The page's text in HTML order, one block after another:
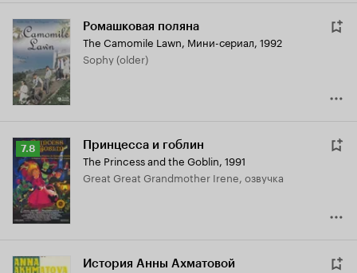
Ромашковая поляна
The Camomile Lawn, Мини-сериал, 1992
Sophy (older)
Рейтинг
Кинопоиска
7.8
7.8 Принцесса и гоблин
The Princess and the Goblin, 1991
Great Great Grandmother Irene, озвучка
История Анны Ахматовой